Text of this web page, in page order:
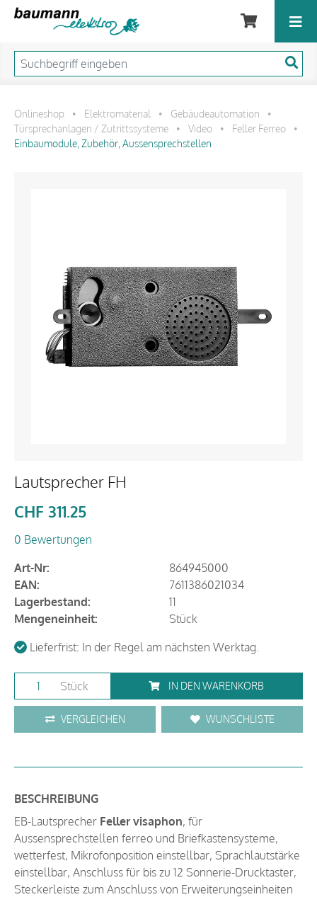
Onlineshop • Elektromaterial • Gebäudeautomation
•
Türsprechanlagen / Zutrittssysteme
• Video • Feller Ferreo
•
Einbaumodule, Zubehör, Aussensprechstellen
Lautsprecher FH
CHF 311.25
0 Bewertungen
Art-Nr:
864945000
EAN:
7611386021034
Lagerbestand:
11
Mengeneinheit:
Stück
Lieferfrist: In der Regel am nächsten Werktag.
Stück IN DEN WARENKORB
VERGLEICHEN WUNSCHLISTE
BESCHREIBUNG
EB-Lautsprecher Feller visaphon, für
Aussensprechstellen ferreo und Briefkastensysteme,
wetterfest, Mikrofonposition einstellbar, Sprachlautstärke
einstellbar, Anschluss für bis zu 12 Sonnerie-Drucktaster,
Steckerleiste zum Anschluss von Erweiterungseinheiten